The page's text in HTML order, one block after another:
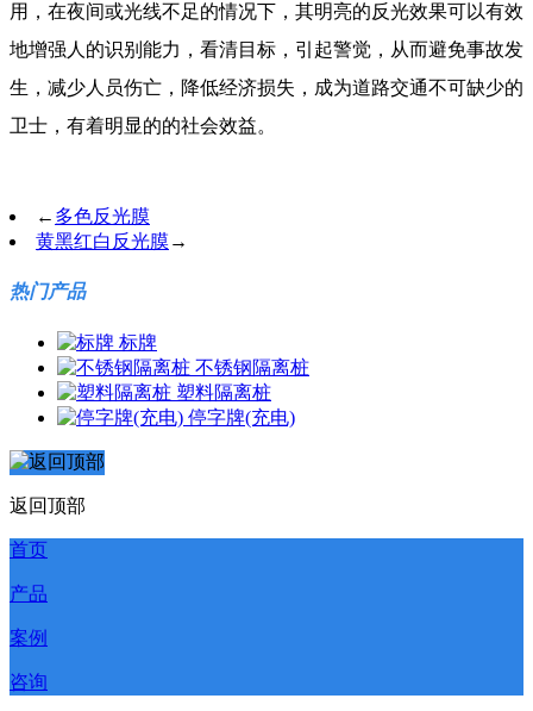
用，在夜间或光线不足的情况下，其明亮的反光效果可以有效
地增强人的识别能力，看清目标，引起警觉，从而避免事故发
生，减少人员伤亡，降低经济损失，成为道路交通不可缺少的
卫士，有着明显的的社会效益。
← 多色反光膜
黄黑红白反光膜→
热门产品
标牌
不锈钢隔离桩
塑料隔离桩
停字牌(充电)
返回顶部
首页
产品
案例
咨询